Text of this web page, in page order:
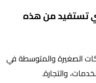
تستفيد من هذه
الصغيرة والمتوسطة في
والتجارة.